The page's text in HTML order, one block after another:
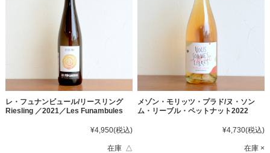
レ・フュナンビュール/リースリング
Riesling ／2021／Les Funambules
¥4,950(税込)
在庫 △
メゾン・モリッツ・プラド/ヌ・ソン
ム・リーブル・ペットナット2022
¥4,730(税込)
在庫 ×